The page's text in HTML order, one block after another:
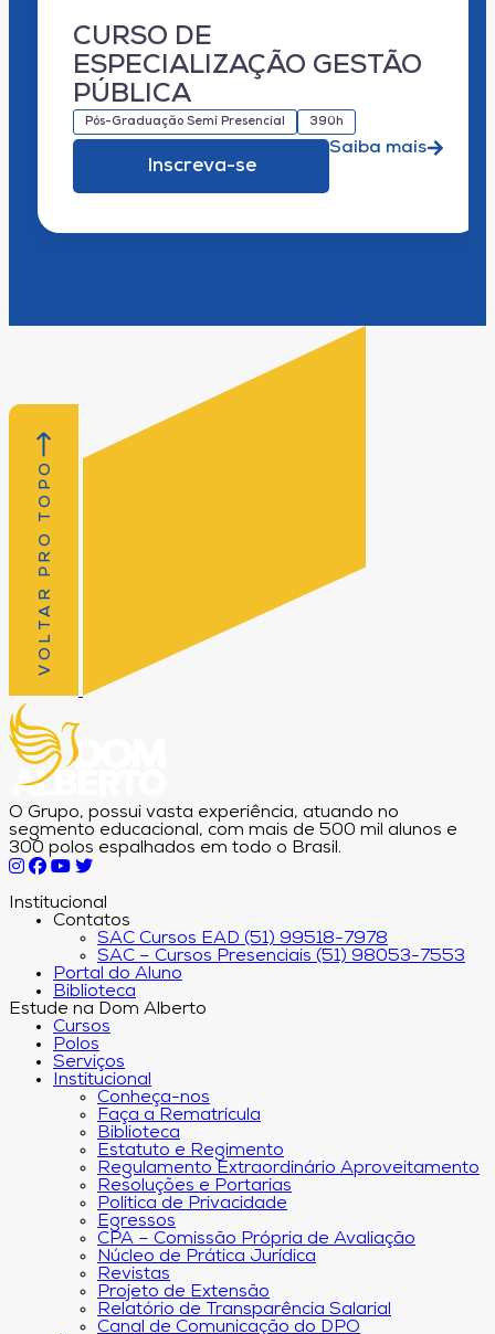
CURSO DE
ESPECIALIZAÇÃO GESTÃO
PÚBLICA
Pós-Graduação Semi Presencial 390h
Inscreva-se
Saiba mais
VOLTAR PRO TOPO
O Grupo, possui vasta experiência, atuando no
segmento educacional, com mais de 500 mil alunos e
300 polos espalhados em todo o Brasil.
Institucional
Contatos
SAC Cursos EAD (51) 99518-7978
SAC – Cursos Presenciais (51) 98053-7553
Portal do Aluno
Biblioteca
Estude na Dom Alberto
Cursos
Polos
Serviços
Institucional
Conheça-nos
Faça a Rematrícula
Biblioteca
Estatuto e Regimento
Regulamento Extraordinário Aproveitamento
Resoluções e Portarias
Política de Privacidade
Egressos
CPA – Comissão Própria de Avaliação
Núcleo de Prática Jurídica
Revistas
Projeto de Extensão
Relatório de Transparência Salarial
Canal de Comunicação do DPO